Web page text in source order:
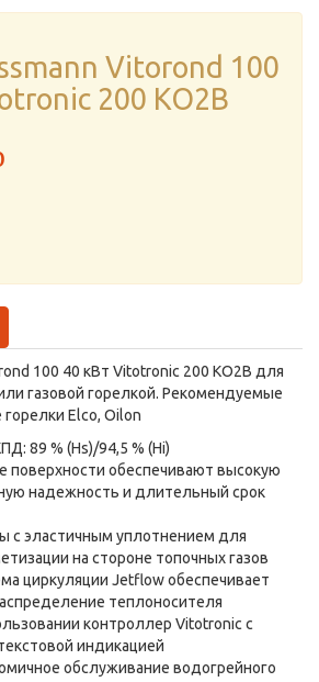
Vitorond 100
200 KO2B
100 40 кВт Vitotronic 200 KO2B для
газовой горелкой. Рекомендуемые
Elco, Oilon
89 % (Hs)/94,5 % (Hi)
поверхности обеспечивают высокую
надежность и длительный срок
с эластичным уплотнением для
на стороне топочных газов
циркуляции Jetflow обеспечивает
теплоносителя
контроллер Vitotronic с
индикацией
обслуживание водогрейного